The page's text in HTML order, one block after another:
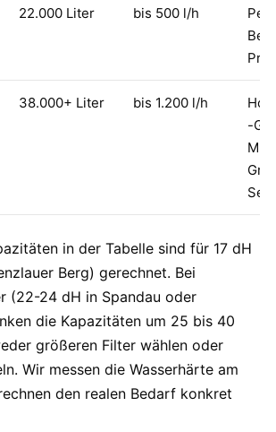
22.000 Liter bis 500 l/h
38.000+ Liter bis 1.200 l/h
-
in der Tabelle sind für 17 dH
Berg) gerechnet. Bei
(22-24 dH in Spandau oder
die Kapazitäten um 25 bis 40
größeren Filter wählen oder
Wir messen die Wasserhärte am
den realen Bedarf konkret